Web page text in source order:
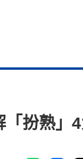
「扮熟」